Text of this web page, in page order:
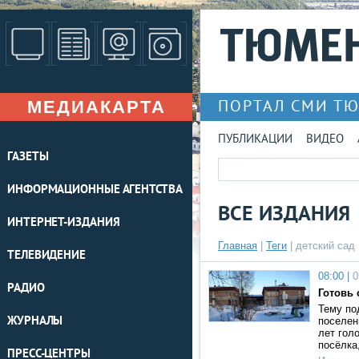
МЕДИАКАРТА
ГАЗЕТЫ
ИНФОРМАЦИОННЫЕ АГЕНТСТВА
ИНТЕРНЕТ-ИЗДАНИЯ
ТЕЛЕВИДЕНИЕ
РАДИО
ЖУРНАЛЫ
ПРЕСС-ЦЕНТРЫ
ПОРТАЛ СМИ
ПУБЛИКАЦИИ ВИДЕО
ВСЕ ИЗДАНИЯ
Главная Теги | детский сад
08:00 |
Тему
лет